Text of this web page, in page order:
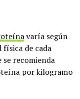
varía según
física de cada
recomienda
por kilogramo